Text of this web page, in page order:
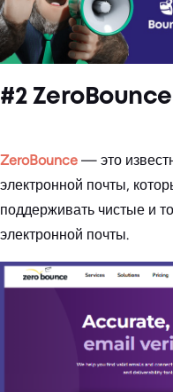
#2 ZeroBounce
ZeroBounce — это
электронной почты,
поддерживать чистые и
электронной почты.